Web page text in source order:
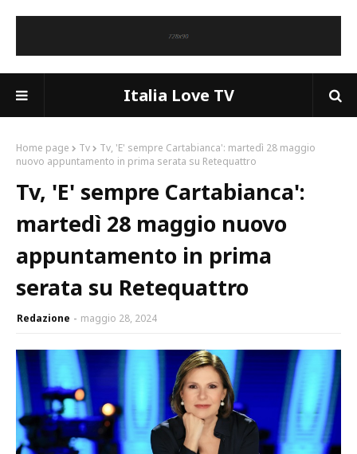
Italia Love TV
Home page Tv
Tv, 'E' sempre Cartabianca': martedì 28 maggio
nuovo appuntamento in prima serata su Retequattro
Tv, 'E' sempre Cartabianca':
martedì 28 maggio nuovo
appuntamento in prima
serata su Retequattro
Redazione maggio 28, 2024